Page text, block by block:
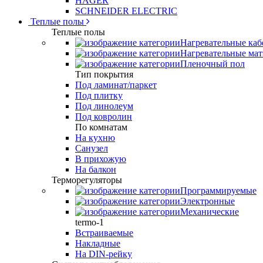
SCHNEIDER ELECTRIC
Теплые полы
Теплые полы
Нагревательные
Нагревательные
Пленочный пол
Тип покрытия
Под ламинат/паркет
Под плитку
Под линолеум
Под ковролин
По комнатам
На кухню
Санузел
В прихожую
На балкон
Терморегуляторы
Программируемые
Электронные
Механические
termo-1
Встраиваемые
Накладные
На DIN-рейку